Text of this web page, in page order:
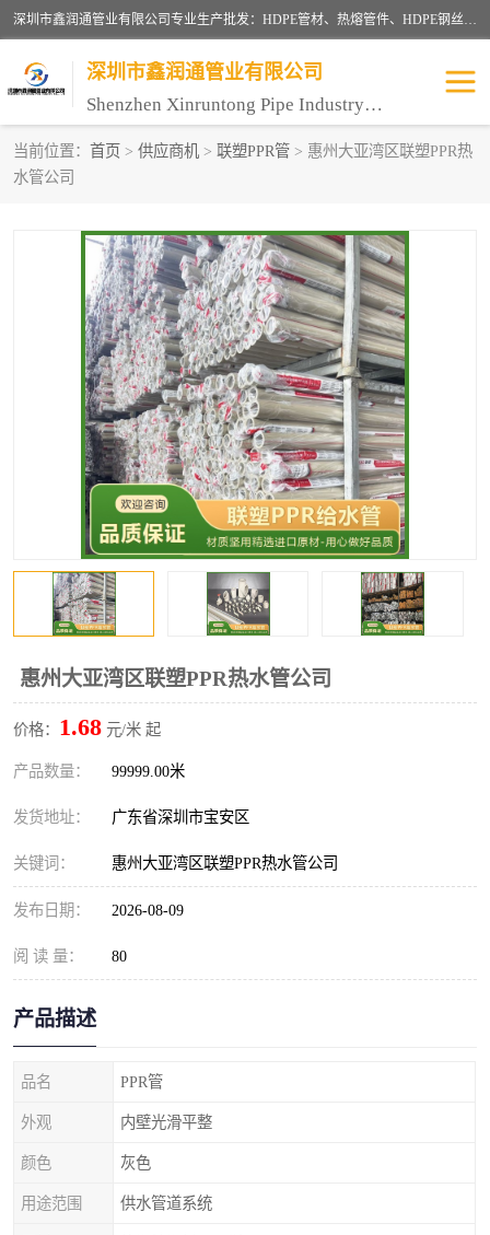
深圳市鑫润通管业有限公司专业生产批发：HDPE管材、热熔管件、HDPE钢丝骨架管、电熔管件、HDPE双壁波纹管、MPP电力管、井盖、PVC管材管件、PPR管材管件等；公司自创建以来，始终秉承“团结、务实、创新、守信”的服务宗旨，凭借专业的服务以及多年的勤奋拼搏，发展成为一家专业销售各种管材管件，绝缘电工套管及配件等系列产品的贸易公司。
深圳市鑫润通管业有限公司
Shenzhen Xinruntong Pipe Industry Co., Ltd
当前位置： 首页 > 供应商机 > 联塑PPR管 > 惠州大亚湾区联塑PPR热
水管公司
惠州大亚湾区联塑PPR热水管公司
价格： 1.68 元/米 起
产品数量： 99999.00米
发货地址： 广东省深圳市宝安区
关键词： 惠州大亚湾区联塑PPR热水管公司
发布日期： 2026-08-09
阅 读 量： 80
产品描述
品名 PPR管
外观 内壁光滑平整
颜色 灰色
用途范围 供水管道系统
HDPE管材给水管
HDPE双壁波纹管 HDPE电力通讯管
UPVC电力通讯管 MPP电力通信管
联塑PVC管 联塑PPR管
联塑PE管 联塑家装红蓝线管